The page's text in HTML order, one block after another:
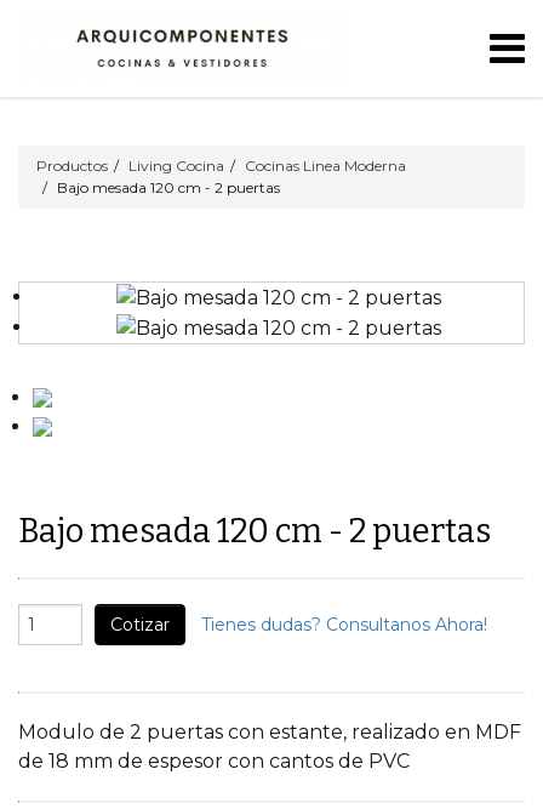
Productos Living Cocina
Cocinas Linea Moderna
Bajo mesada 120 cm - 2 puertas
Bajo mesada 120 cm - 2 puertas
Cotizar Tienes dudas? Consultanos Ahora!
Modulo de 2 puertas con estante, realizado en MDF
de 18 mm de espesor con cantos de PVC